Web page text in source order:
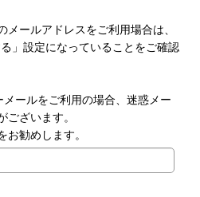
ールアドレスをご利用場合は、
」設定になっていることをご確認
ールをご利用の場合、迷惑メー
ございます。
お勧めします。